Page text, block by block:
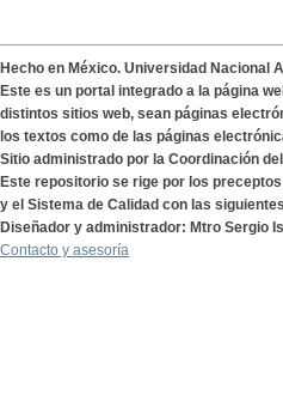
Hecho en México. Universidad Nacional
Este es un portal integrado a la página
distintos sitios web, sean páginas
los textos como de las páginas
Sitio administrado por la Coordinación
Este repositorio se rige por los
y el Sistema de Calidad con las
Diseñador y administrador: Mtro Sergio
Contacto y asesoría